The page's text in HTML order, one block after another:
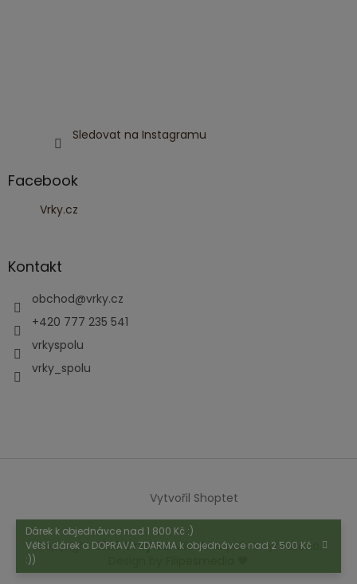
Dárek k objednávce nad 1 800 Kč :)
Větší dárek a DOPRAVA ZDARMA k objednávce nad 2 500 Kč
:))
Sledovat na Instagramu
Facebook
Vrky.cz
Kontakt
obchod@vrky.cz
+420 777 235 541
vrkyspolu
vrky_spolu
Vytvořil Shoptet
Copyright 2026Vrky.cz. Všechna práva vyhrazena.